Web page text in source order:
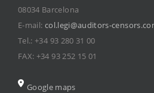
08034 Barcelona
E-mail: col.legi@auditors-
Tel.: +34 93 280 31 00
FAX: +34 93 252 15 01
Google maps